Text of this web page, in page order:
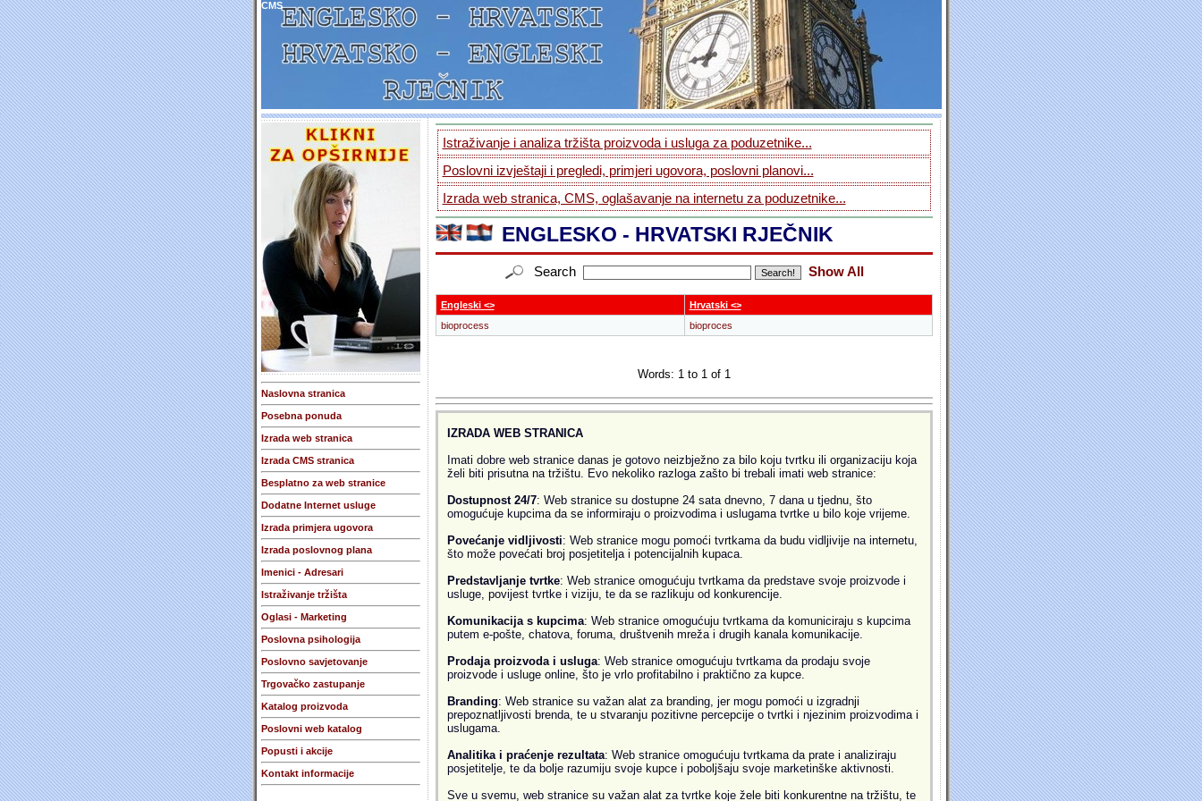
CMS
Naslovna stranica
Posebna ponuda
Izrada web stranica
Izrada CMS stranica
Besplatno za web stranice
Dodatne Internet usluge
Izrada primjera ugovora
Izrada poslovnog plana
Imenici - Adresari
Istraživanje tržišta
Oglasi - Marketing
Poslovna psihologija
Poslovno savjetovanje
Trgovačko zastupanje
Katalog proizvoda
Poslovni web katalog
Popusti i akcije
Kontakt informacije
Istraživanje i analiza tržišta proizvoda i usluga za poduzetnike...
Poslovni izvještaji i pregledi, primjeri ugovora, poslovni planovi...
Izrada web stranica, CMS, oglašavanje na internetu za poduzetnike...
ENGLESKO - HRVATSKI RJEČNIK
Search Show All
Engleski <>
Hrvatski <>
bioprocess
bioproces
Words: 1 to 1 of 1
IZRADA WEB STRANICA
Imati dobre web stranice danas je gotovo neizbježno za bilo koju tvrtku ili organizaciju koja
želi biti prisutna na tržištu. Evo nekoliko razloga zašto bi trebali imati web stranice:
Dostupnost 24/7: Web stranice su dostupne 24 sata dnevno, 7 dana u tjednu, što
omogućuje kupcima da se informiraju o proizvodima i uslugama tvrtke u bilo koje vrijeme.
Povećanje vidljivosti: Web stranice mogu pomoći tvrtkama da budu vidljivije na internetu,
što može povećati broj posjetitelja i potencijalnih kupaca.
Predstavljanje tvrtke: Web stranice omogućuju tvrtkama da predstave svoje proizvode i
usluge, povijest tvrtke i viziju, te da se razlikuju od konkurencije.
Komunikacija s kupcima: Web stranice omogućuju tvrtkama da komuniciraju s kupcima
putem e-pošte, chatova, foruma, društvenih mreža i drugih kanala komunikacije.
Prodaja proizvoda i usluga: Web stranice omogućuju tvrtkama da prodaju svoje
proizvode i usluge online, što je vrlo profitabilno i praktično za kupce.
Branding: Web stranice su važan alat za branding, jer mogu pomoći u izgradnji
prepoznatljivosti brenda, te u stvaranju pozitivne percepcije o tvrtki i njezinim proizvodima i
uslugama.
Analitika i praćenje rezultata: Web stranice omogućuju tvrtkama da prate i analiziraju
posjetitelje, te da bolje razumiju svoje kupce i poboljšaju svoje marketinške aktivnosti.
Sve u svemu, web stranice su važan alat za tvrtke koje žele biti konkurentne na tržištu, te